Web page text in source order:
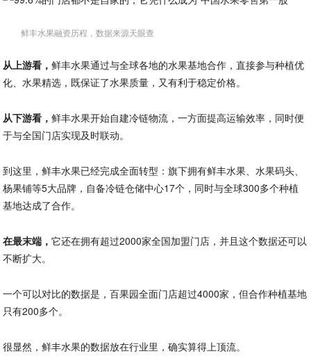
鲜丰水果融资历程，数据来源天眼查
从上游看，鲜丰水果通过与全球各地的水果基地合作，直接参与种植优
化、水果精选，既保证了水果质量，又有利于稳定价格。
从下游看，鲜丰水果开始自建冷链物流，一方面提高运输效率，同时便
于与全国门店实现及时联动。
到这里，鲜丰水果已经完成全面转型：旗下拥有鲜丰水果、水果码头、
杨果铺等5大品牌，自备冷链仓储中心17个，同时与全球300多个种植
基地达成了合作。
在最末端，它还在拥有超过2000家全国加盟门店，并且这个数据还可以
不断扩大。
一个可以对比的数据是，百果园全面门店超过4000家，但合作种植基地
只有200多个。
很显然，鲜丰水果的数据放在行业里，确实算得上顶流。